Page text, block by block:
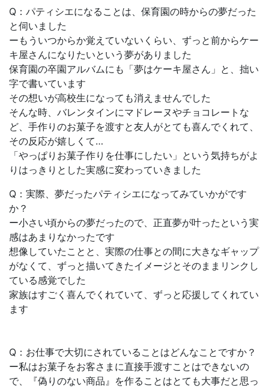
Q：パティシエになることは、保育園の時からの夢だった
と伺いました
ーもういつからか覚えていないくらい、ずっと前からケー
キ屋さんになりたいという夢がありました
保育園の卒園アルバムにも「夢はケーキ屋さん」と、拙い
字で書いています
その想いが高校生になっても消えませんでした
そんな時、バレンタインにマドレーヌやチョコレートな
ど、手作りのお菓子を渡すと友人がとても喜んでくれて、
その反応が嬉しくて…
「やっぱりお菓子作りを仕事にしたい」という気持ちがよ
りはっきりとした実感に変わっていきました
Q：実際、夢だったパティシエになってみていかがです
か？
ー小さい頃からの夢だったので、正直夢が叶ったという実
感はあまりなかったです
想像していたことと、実際の仕事との間に大きなギャップ
がなくて、ずっと描いてきたイメージとそのままリンクし
ている感覚でした
家族はすごく喜んでくれていて、ずっと応援してくれてい
ます
Q：お仕事で大切にされていることはどんなことですか？
ー私はお菓子をお客さまに直接手渡すことはできないの
で、『偽りのない商品』を作ることはとても大事だと思っ